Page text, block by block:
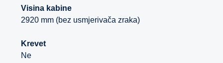
Visina kabine
2920 mm (bez usmjerivača zraka)
Krevet
Ne